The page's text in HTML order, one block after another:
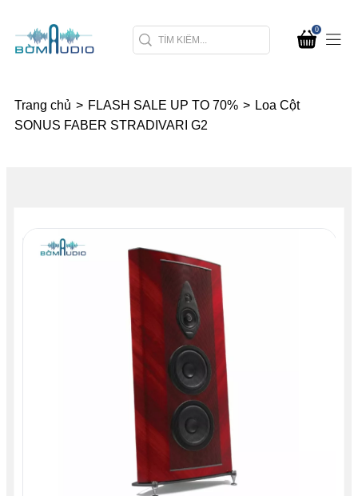
0
Trang chủ > FLASH SALE UP TO 70% > Loa Cột
SONUS FABER STRADIVARI G2